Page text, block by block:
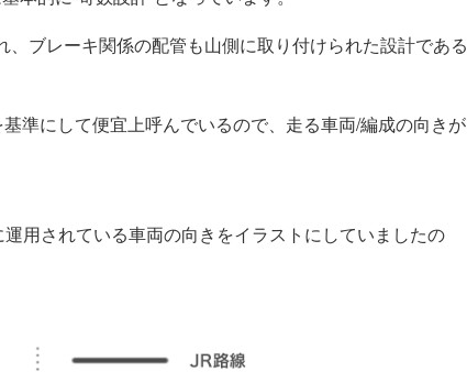
ブレーキ関係の配管も山側に取り付けられた設計である
準にして便宜上呼んでいるので、走る車両/編成の向きが
用されている車両の向きをイラストにしていましたの